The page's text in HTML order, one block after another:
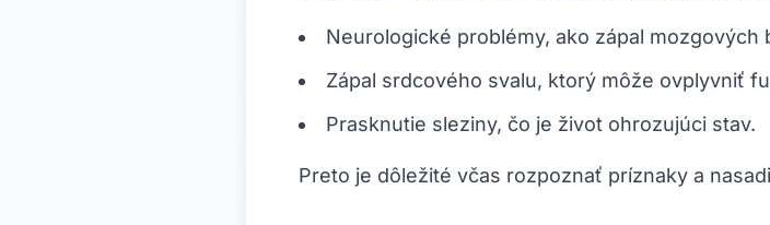
Neurologické problémy, ako zápal mozgových
Zápal srdcového svalu, ktorý môže ovplyvniť
Prasknutie sleziny, čo je život ohrozujúci stav.
Preto je dôležité včas rozpoznať príznaky a